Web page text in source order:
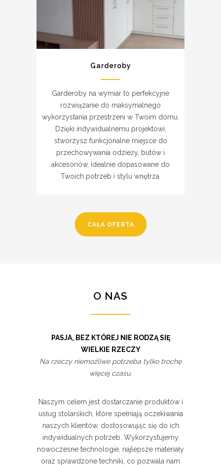
Garderoby
Garderoby na wymiar to perfekcyjne
rozwiązanie do maksymalnego
wykorzystania przestrzeni w Twoim domu.
Dzięki indywidualnemu projektowi,
stworzysz funkcjonalne miejsce do
przechowywania odzieży, butów i
akcesoriów, idealnie dopasowane do
Twoich potrzeb i stylu wnętrza.
CAŁA OFERTA
O NAS
PASJA, BEZ KTÓREJ NIE RODZĄ SIĘ
WIELKIE RZECZY
Na rzeczy niemożliwe potrzeba tylko trochę
więcej czasu.
Naszym celem jest dostarczanie produktów i
usług stolarskich, które spełniają oczekiwania
naszych klientów, dostosowując się do ich
indywidualnych potrzeb. Wykorzystujemy
nowoczesne technologie, najlepsze materiały
oraz sprawdzone techniki, co pozwala nam